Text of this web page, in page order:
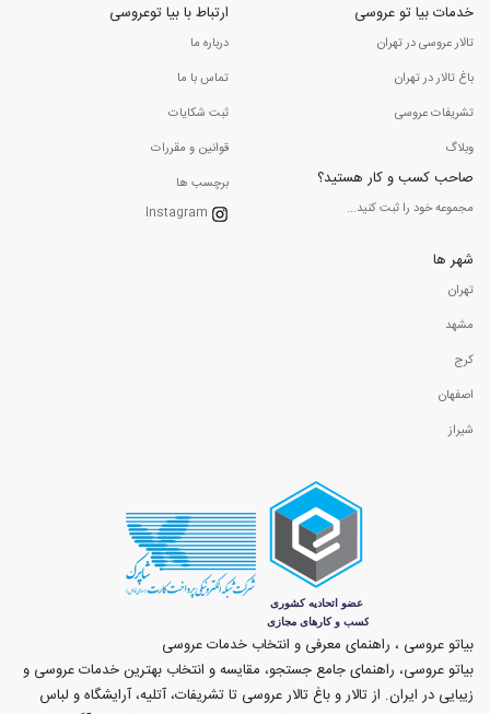
خدمات بیا تو عروسی
تالار عروسی در تهران
باغ تالار در تهران
تشریفات عروسی
وبلاگ
صاحب کسب و کار هستید؟
مجموعه خود را ثبت کنید...
ارتباط با بیا توعروسی
درباره ما
تماس با ما
ثبت شکایات
قوانین و مقررات
برچسب ها
Instagram
شهر ها
تهران
مشهد
کرج
اصفهان
شیراز
بیاتو عروسی ، راهنمای معرفی و انتخاب خدمات عروسی
بیاتو عروسی، راهنمای جامع جستجو، مقایسه و انتخاب بهترین خدمات عروسی و
زیبایی در ایران. از تالار و باغ تالار عروسی تا تشریفات، آتلیه، آرایشگاه و لباس